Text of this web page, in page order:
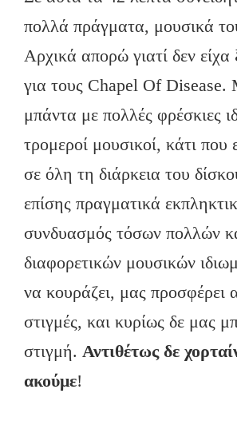
πολλά πράγματα, μουσικά
Αρχικά απορώ γιατί δεν είχα
για τους Chapel Of Disease.
μπάντα με πολλές φρέσκιες
τρομεροί μουσικοί, κάτι που
σε όλη τη διάρκεια του
επίσης πραγματικά
συνδυασμός τόσων πολλών
διαφορετικών μουσικών
να κουράζει, μας προσφέρει
στιγμές, και κυρίως δε μας
στιγμή. Αντιθέτως δε
ακούμε!